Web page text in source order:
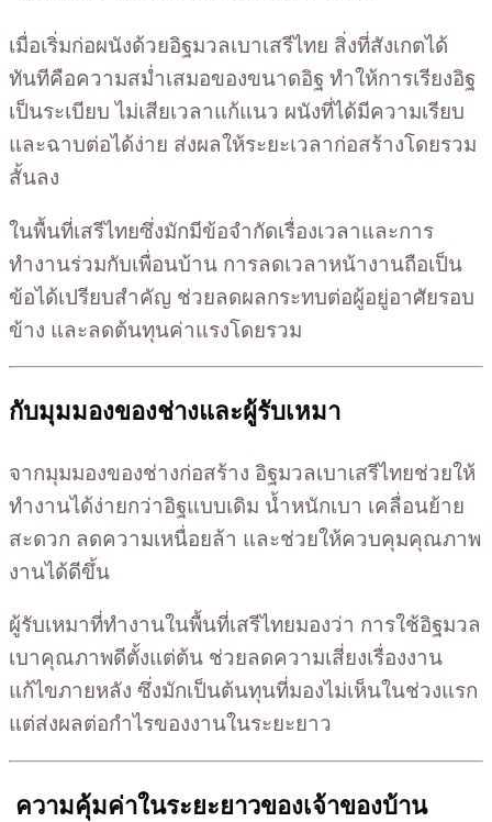
เมื่อเริ่มก่อผนังด้วยอิฐมวลเบาเสรีไทย สิ่งที่สังเกตได้
ทันทีคือความสม่ำเสมอของขนาดอิฐ ทำให้การเรียงอิฐ
เป็นระเบียบ ไม่เสียเวลาแก้แนว ผนังที่ได้มีความเรียบ
และฉาบต่อได้ง่าย ส่งผลให้ระยะเวลาก่อสร้างโดยรวม
สั้นลง
ในพื้นที่เสรีไทยซึ่งมักมีข้อจำกัดเรื่องเวลาและการ
ทำงานร่วมกับเพื่อนบ้าน การลดเวลาหน้างานถือเป็น
ข้อได้เปรียบสำคัญ ช่วยลดผลกระทบต่อผู้อยู่อาศัยรอบ
ข้าง และลดต้นทุนค่าแรงโดยรวม
กับมุมมองของช่างและผู้รับเหมา
จากมุมมองของช่างก่อสร้าง อิฐมวลเบาเสรีไทยช่วยให้
ทำงานได้ง่ายกว่าอิฐแบบเดิม น้ำหนักเบา เคลื่อนย้าย
สะดวก ลดความเหนื่อยล้า และช่วยให้ควบคุมคุณภาพ
งานได้ดีขึ้น
ผู้รับเหมาที่ทำงานในพื้นที่เสรีไทยมองว่า การใช้อิฐมวล
เบาคุณภาพดีตั้งแต่ต้น ช่วยลดความเสี่ยงเรื่องงาน
แก้ไขภายหลัง ซึ่งมักเป็นต้นทุนที่มองไม่เห็นในช่วงแรก
แต่ส่งผลต่อกำไรของงานในระยะยาว
ความคุ้มค่าในระยะยาวของเจ้าของบ้าน